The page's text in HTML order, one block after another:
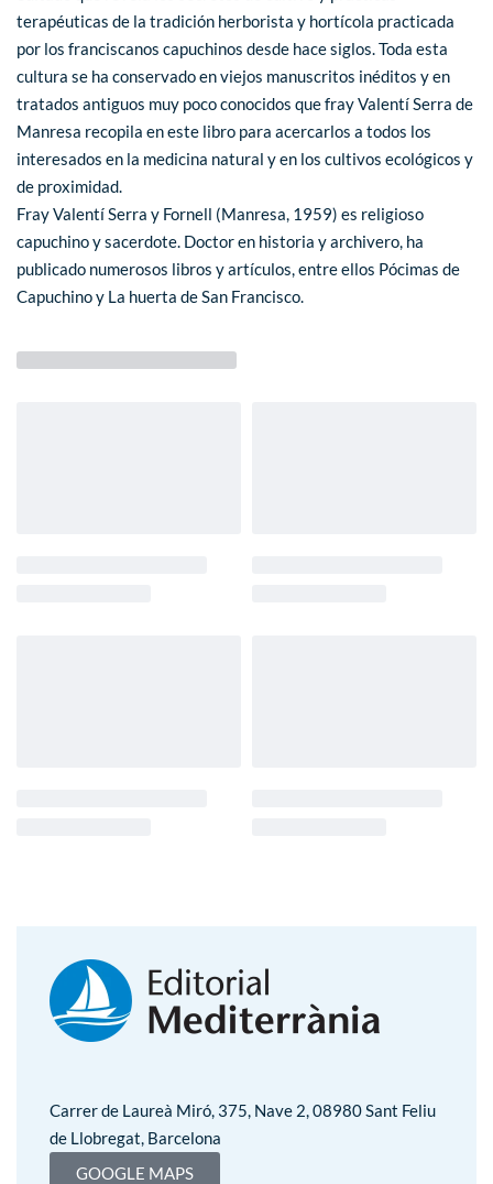
terapéuticas de la tradición herborista y hortícola practicada
por los franciscanos capuchinos desde hace siglos. Toda esta
cultura se ha conservado en viejos manuscritos inéditos y en
tratados antiguos muy poco conocidos que fray Valentí Serra de
Manresa recopila en este libro para acercarlos a todos los
interesados en la medicina natural y en los cultivos ecológicos y
de proximidad.
Fray Valentí Serra y Fornell (Manresa, 1959) es religioso
capuchino y sacerdote. Doctor en historia y archivero, ha
publicado numerosos libros y artículos, entre ellos Pócimas de
Capuchino y La huerta de San Francisco.
Carrer de Laureà Miró, 375, Nave 2, 08980 Sant Feliu
de Llobregat, Barcelona
GOOGLE MAPS